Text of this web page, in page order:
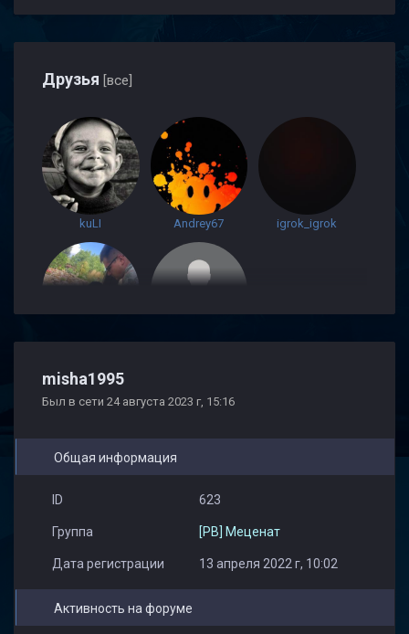
Друзья [все]
kuLI Andrey67 igrok_igrok
misha1995
Был в сети 24 августа 2023 г, 15:16
Общая информация
ID 623
Группа [PB] Меценат
Дата регистрации 13 апреля 2022 г, 10:02
Активность на форуме